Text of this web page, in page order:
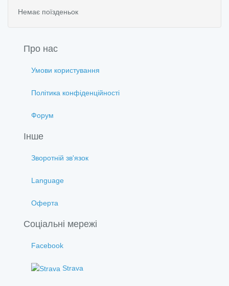
Немає поїзденьок
Про нас
Умови користування
Політика конфіденційності
Форум
Інше
Зворотній зв'язок
Language
Оферта
Соціальні мережі
Facebook
Strava